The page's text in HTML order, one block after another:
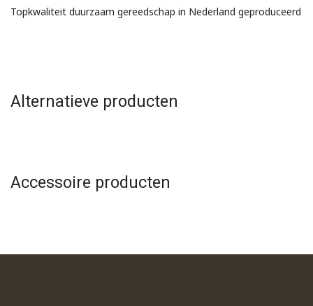
Topkwaliteit duurzaam gereedschap in Nederland geproduceerd
Alternatieve producten
Accessoire producten